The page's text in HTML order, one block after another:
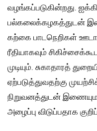
வழங்கப்படுகின்றது.
பல்கலைக்கழகத்துடன்
கற்கை பாடநெறிகள்
ரீதியாகவும்
முடியும். சுகாதாரத்
ஏற்படுத்துவதற்கு
நிறுவனத்துடன்
அழைப்பு விடுப்பதாக